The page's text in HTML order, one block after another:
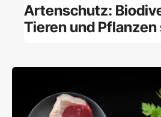
Artenschutz:
Tieren und